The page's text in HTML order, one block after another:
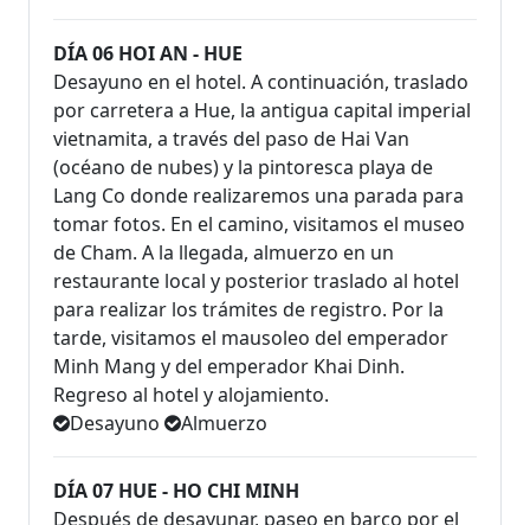
DÍA 06 HOI AN - HUE
Desayuno en el hotel. A continuación, traslado
por carretera a Hue, la antigua capital imperial
vietnamita, a través del paso de Hai Van
(océano de nubes) y la pintoresca playa de
Lang Co donde realizaremos una parada para
tomar fotos. En el camino, visitamos el museo
de Cham. A la llegada, almuerzo en un
restaurante local y posterior traslado al hotel
para realizar los trámites de registro. Por la
tarde, visitamos el mausoleo del emperador
Minh Mang y del emperador Khai Dinh.
Regreso al hotel y alojamiento.
Desayuno
Almuerzo
DÍA 07 HUE - HO CHI MINH
Después de desayunar, paseo en barco por el